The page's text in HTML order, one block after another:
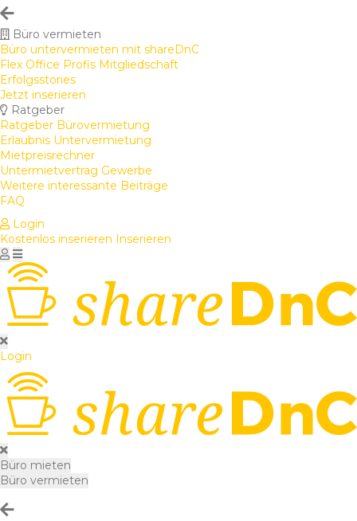
Büro vermieten
Büro untervermieten mit shareDnC
Flex Office Profis Mitgliedschaft
Erfolgsstories
Jetzt inserieren
Ratgeber
Ratgeber Bürovermietung
Erlaubnis Untervermietung
Mietpreisrechner
Untermietvertrag Gewerbe
Weitere interessante Beiträge
FAQ
Login
Kostenlos inserieren Inserieren
Login
Büro mieten
Büro vermieten